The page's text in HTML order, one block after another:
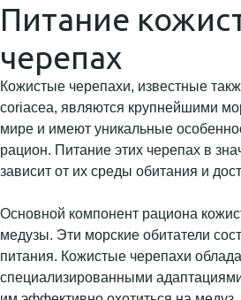
Питание
черепах
Кожистые черепахи, известные
coriacea, являются крупнейшими
мире и имеют уникальные
рацион. Питание этих черепах в
зависит от их среды обитания и
Основной компонент рациона
медузы. Эти морские обитатели
питания. Кожистые черепахи
специализированными